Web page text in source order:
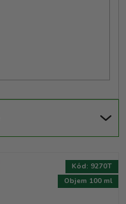
Objem 100 ml
Kód: 9270T